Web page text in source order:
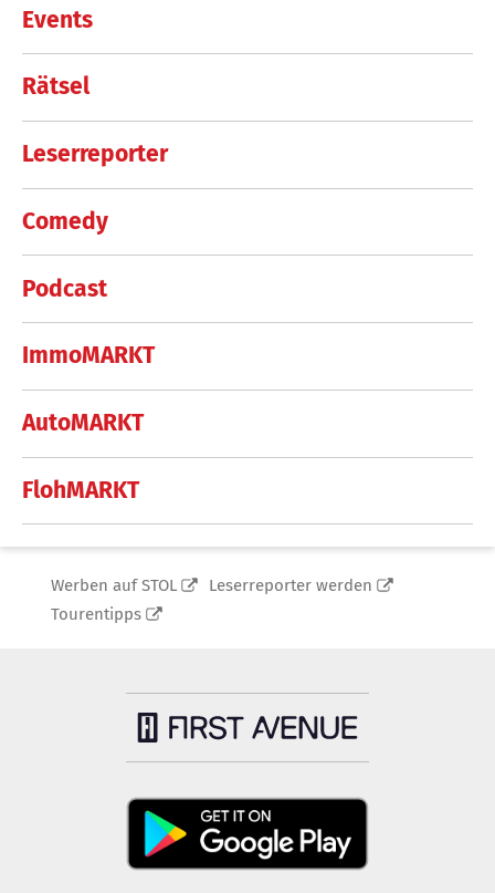
Events
Rätsel
Leserreporter
Comedy
Podcast
ImmoMARKT
AutoMARKT
FlohMARKT
Werben auf STOL
Leserreporter werden
Tourentipps